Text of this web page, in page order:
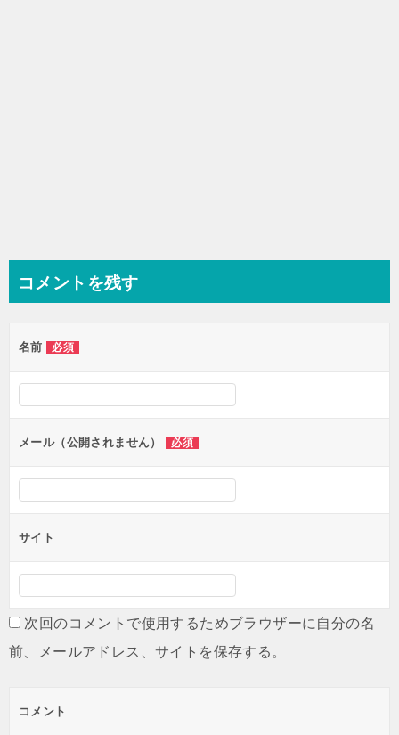
コメントを残す
名前 必須
メール（公開されません） 必須
サイト
次回のコメントで使用するためブラウザーに自分の名
前、メールアドレス、サイトを保存する。
コメント